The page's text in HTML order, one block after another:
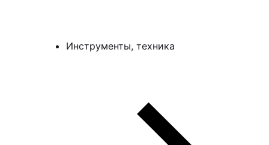
Инструменты, техника